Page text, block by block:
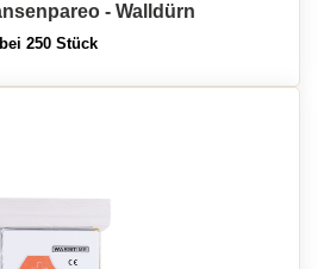
- Walldürn
250 Stück